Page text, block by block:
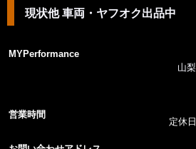
現状他 車両・ヤフオク出品中
MYPerformance
山
営業時間
定休